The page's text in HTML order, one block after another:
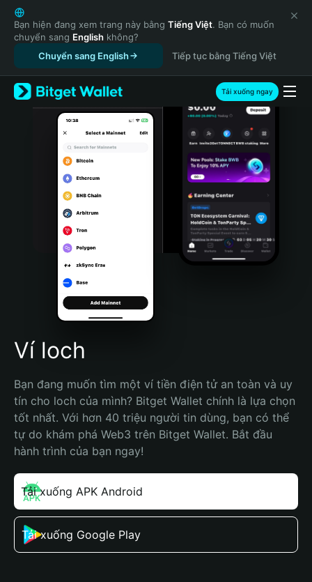
English
日本語
Tiếng Việt
Русский
Español (Latinoamérica)
Türkçe
Italiano
Português (Portugal)
Bahasa Indonesia
Português (Brasil)
Español (Argentina)
Bạn hiện đang xem trang này bằng Tiếng Việt. Bạn có muốn
chuyển sang English không?
Chuyển sang English
Tiếp tục bằng Tiếng Việt
Tải xuống ngay
Ví loch
Bạn đang muốn tìm một ví tiền điện tử an toàn và uy
tín cho loch của mình? Bitget Wallet chính là lựa chọn
tốt nhất. Với hơn 40 triệu người tin dùng, bạn có thể
tự do khám phá Web3 trên Bitget Wallet. Bắt đầu
hành trình của bạn ngay!
Tải xuống APK Android
Tải xuống Google Play